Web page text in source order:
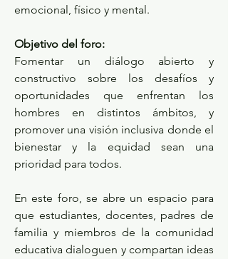
emocional, físico y mental.
Objetivo del foro:
Fomentar un diálogo abierto y
constructivo sobre los desafíos y
oportunidades que enfrentan los
hombres en distintos ámbitos, y
promover una visión inclusiva donde el
bienestar y la equidad sean una
prioridad para todos.
En este foro, se abre un espacio para
que estudiantes, docentes, padres de
familia y miembros de la comunidad
educativa dialoguen y compartan ideas